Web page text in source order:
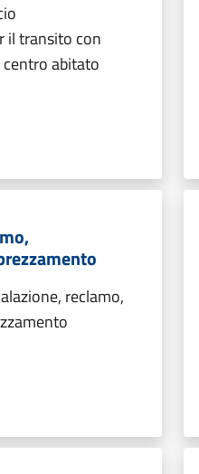
il transito con
abitato
reclamo,